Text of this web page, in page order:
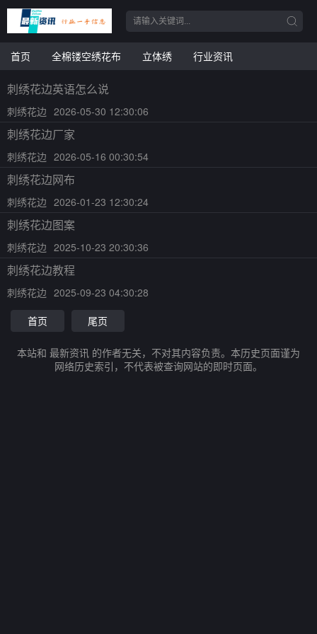
首页 全棉镂空绣花布 立体绣 行业资讯
刺绣花边英语怎么说
刺绣花边 2026-05-30 12:30:06
刺绣花边厂家
刺绣花边 2026-05-16 00:30:54
刺绣花边网布
刺绣花边 2026-01-23 12:30:24
刺绣花边图案
刺绣花边 2025-10-23 20:30:36
刺绣花边教程
刺绣花边 2025-09-23 04:30:28
首页
尾页
本站和 最新资讯 的作者无关，不对其内容负责。本历史页面谨为
网络历史索引，不代表被查询网站的即时页面。